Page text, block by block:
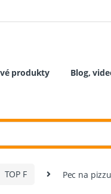
produkty Blog,
TOP F Pec na